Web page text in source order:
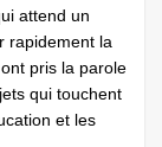
attend un
rapidement la
pris la parole
qui touchent
et les